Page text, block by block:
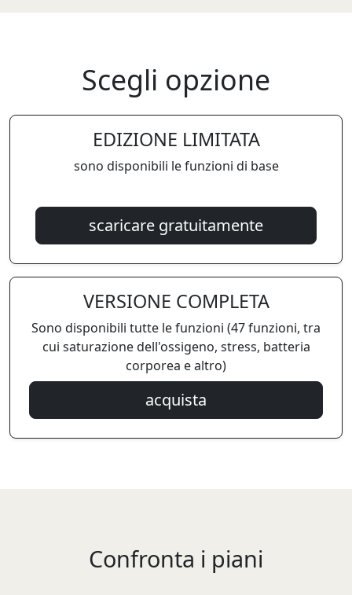
Scegli opzione
EDIZIONE LIMITATA
sono disponibili le funzioni di base
scaricare gratuitamente
VERSIONE COMPLETA
Sono disponibili tutte le funzioni (47 funzioni, tra
cui saturazione dell'ossigeno, stress, batteria
corporea e altro)
acquista
Confronta i piani